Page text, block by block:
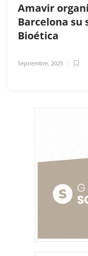
Amavir
Barcelona su
Bioética
Septiembre, 2025